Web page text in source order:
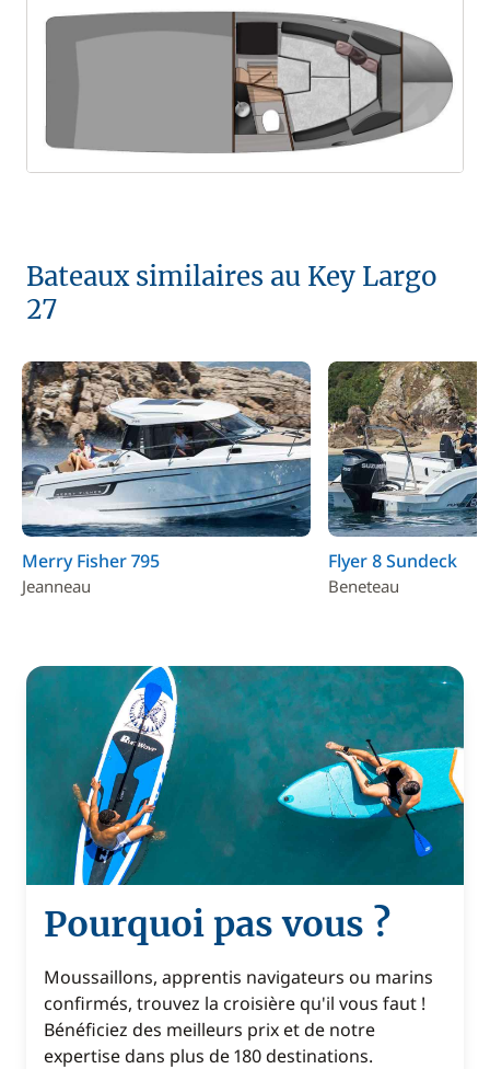
Bateaux similaires au Key Largo
27
Merry Fisher 795
Jeanneau
Flyer 8 Sundeck
Beneteau
Pourquoi pas vous ?
Moussaillons, apprentis navigateurs ou marins
confirmés, trouvez la croisière qu'il vous faut !
Bénéficiez des meilleurs prix et de notre
expertise dans plus de 180 destinations.